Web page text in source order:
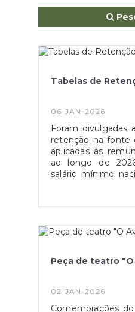
Tabelas de
06-JAN-2026
Foram divulgadas
retenção na fonte
aplicadas às
ao longo de
salário mínimo
870 para 920
salários
Social e outro
não pagam IRS
remuneratória
Peça de teatro
02-JAN-2026
Comemorações